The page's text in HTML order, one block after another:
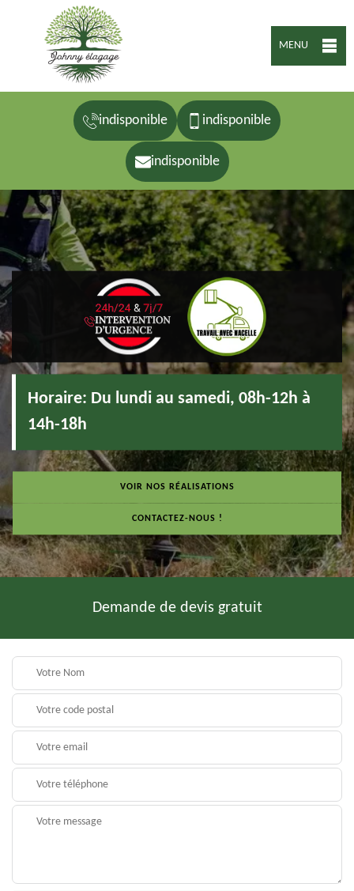
MENU
indisponible indisponible
indisponible
Horaire: Du lundi au samedi, 08h-12h à
14h-18h
VOIR NOS RÉALISATIONS
CONTACTEZ-NOUS !
Demande de devis gratuit